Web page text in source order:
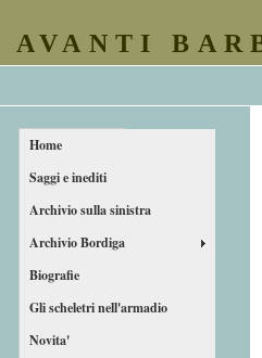
AVANTI
Home
Saggi e inediti
Archivio sulla sinistra
Archivio Bordiga
Biografie
Gli scheletri nell'armadio
Novita'